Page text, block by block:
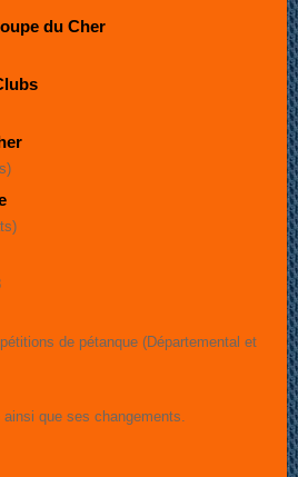
du Cher
de pétanque (Départemental et
que ses changements.